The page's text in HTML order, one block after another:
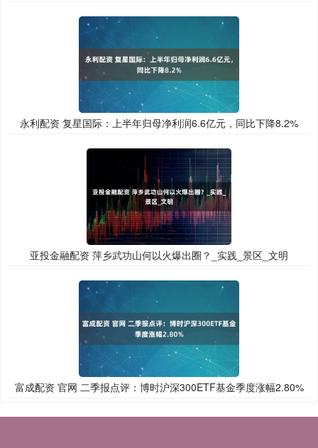
永利配资 复星国际：上半年归母净利润6.6亿元，同比下降8.2%
亚投金融配资 萍乡武功山何以火爆出圈？_实践_景区_文明
富成配资 官网 二季报点评：博时沪深300ETF基金季度涨幅2.80%